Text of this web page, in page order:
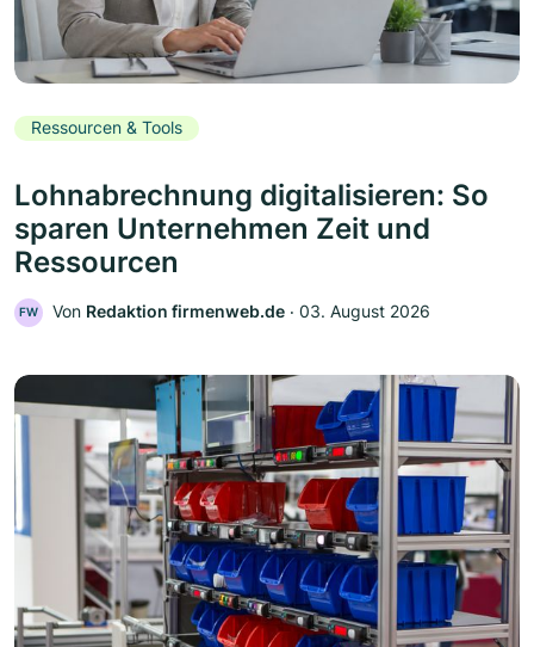
Ressourcen & Tools
Lohnabrechnung digitalisieren: So
sparen Unternehmen Zeit und
Ressourcen
FW Von Redaktion firmenweb.de ‧ 03. August 2026